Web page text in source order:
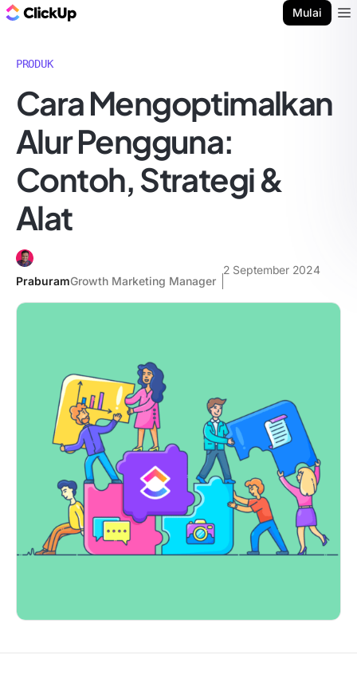
Mulai
PRODUK
Cara Mengoptimalkan
Alur Pengguna:
Contoh, Strategi &
Alat
PraburamGrowth Marketing Manager
2 September 2024